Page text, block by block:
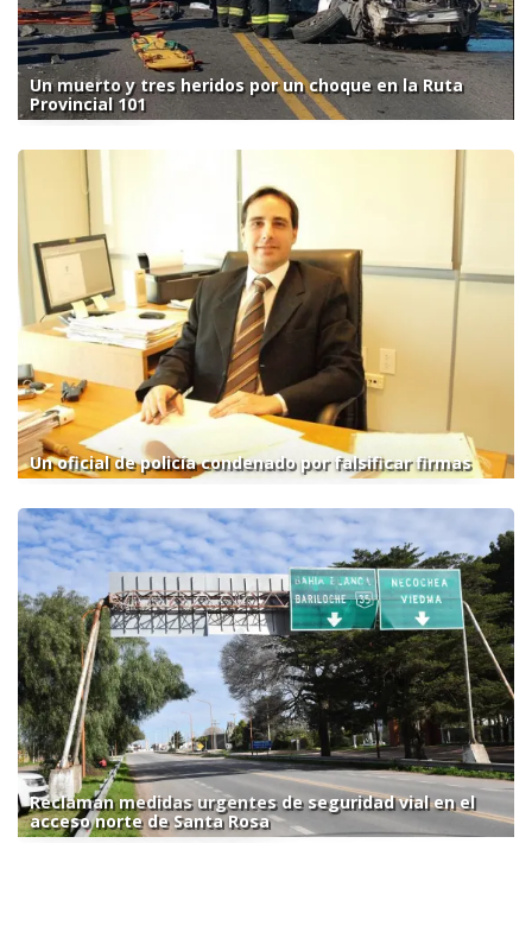
Un muerto y tres heridos por un choque en la Ruta
Provincial 101
Un oficial de policía condenado por falsificar firmas
Reclaman medidas urgentes de seguridad vial en el
acceso norte de Santa Rosa